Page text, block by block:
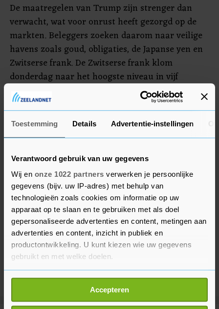
Toestemming Details Advertentie-instellingen
Verantwoord gebruik van uw gegevens
Wij en onze 1022 partners verwerken je persoonlijke
gegevens (bijv. uw IP-adres) met behulp van
technologieën zoals cookies om informatie op uw
apparaat op te slaan en te gebruiken met als doel
gepersonaliseerde advertenties en content, metingen aan
advertenties en content, inzicht in publiek en
productontwikkeling. U kunt kiezen wie uw gegevens
gebruikt en met welke doelen.
Als u het toestaat, willen we ook graag:
Informatie verzamelen over uw geografische
locatie, die tot een paar meter nauwkeurig kan zijn
Accepteren
De maatregelen van Trump zijn strenger dan
verwacht, wat voor onrust heeft gezorgd op de
markten. Beleggers zoeken daarom naar veilige
havens zoals goud, obligaties, de Japanse yen en
Zwitserse frank. De Zwitserse frank klom
donderdag naar het hoogste niveau in vijf
maanden en de yen naar het sterkste niveau in
drie weken.